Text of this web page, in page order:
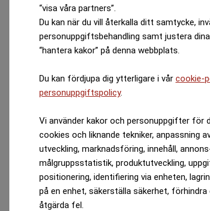
“visa våra partners”.
Du kan när du vill återkalla ditt samtycke,
personuppgiftsbehandling samt justera
“hantera kakor” på denna webbplats.
Du kan fördjupa dig ytterligare i vår cookie-
personuppgiftspolicy.
Vi använder kakor och personuppgifter för
cookies och liknande tekniker, anpassning
utveckling, marknadsföring, innehåll,
målgruppsstatistik, produktutveckling,
positionering, identifiering via enheten,
på en enhet, säkerställa säkerhet,
åtgärda fel.